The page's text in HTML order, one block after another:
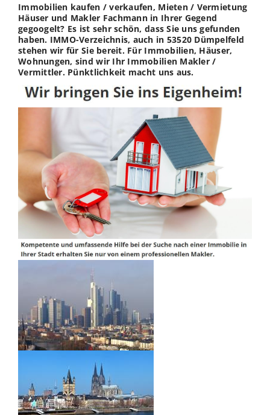
Immobilien kaufen / verkaufen, Mieten / Vermietung
Häuser und Makler Fachmann in Ihrer Gegend
gegoogelt? Es ist sehr schön, dass Sie uns gefunden
haben. IMMO-Verzeichnis, auch in 53520 Dümpelfeld
stehen wir für Sie bereit. Für Immobilien, Häuser,
Wohnungen, sind wir Ihr Immobilien Makler /
Vermittler. Pünktlichkeit macht uns aus.